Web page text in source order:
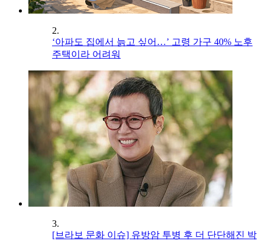
2.
‘아파도 집에서 늙고 싶어…’ 고령 가구 40% 노후
주택이라 어려워
3.
[브라보 문화 이슈] 유방암 투병 후 더 단단해진 박